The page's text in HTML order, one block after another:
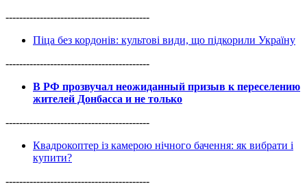
------------------------------------------
Піца без кордонів: культові види, що підкорили Україну
------------------------------------------
В РФ прозвучал неожиданный призыв к переселению
жителей Донбасса и не только
------------------------------------------
Квадрокоптер із камерою нічного бачення: як вибрати і
купити?
------------------------------------------